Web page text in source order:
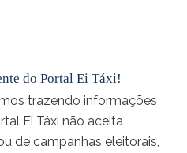
do Portal Ei Táxi!
trazendo informações
Ei Táxi não aceita
de campanhas eleitorais,